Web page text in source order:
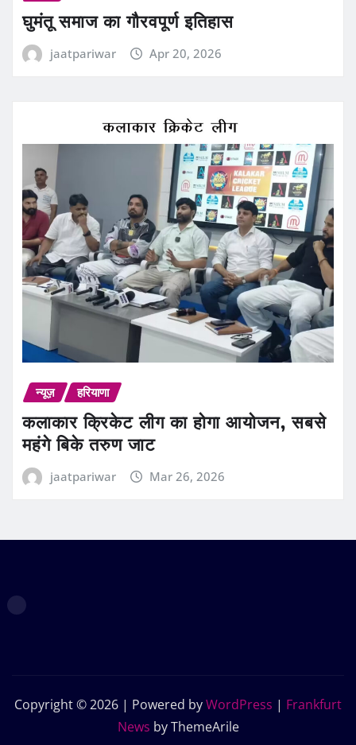
घुमंतू समाज का गौरवपूर्ण इतिहास
jaatpariwar Apr 20, 2026
न्यूज़ हरियाणा
कलाकार क्रिकेट लीग का होगा आयोजन, सबसे
महंगे बिके तरुण जाट
jaatpariwar Mar 26, 2026
Copyright © 2026 | Powered byWordPress | Frankfurt
News by ThemeArile